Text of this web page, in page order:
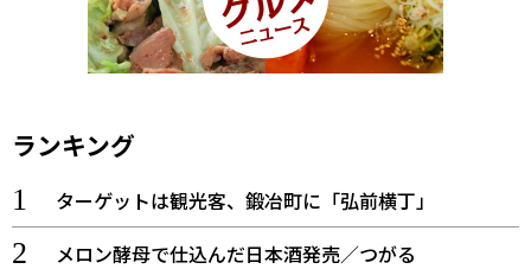
ランキング
ターゲットは観光客、鍛冶町に「弘前横丁」
メロン酵母で仕込んだ日本酒発売／つがる